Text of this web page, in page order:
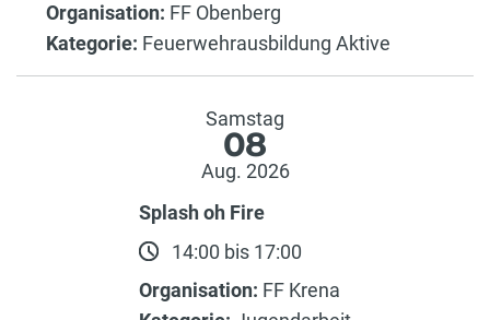
Organisation: FF Obenberg
Kategorie: Feuerwehrausbildung Aktive
Samstag
08
Aug. 2026
Splash oh Fire
14:00 bis 17:00
Organisation: FF Krena